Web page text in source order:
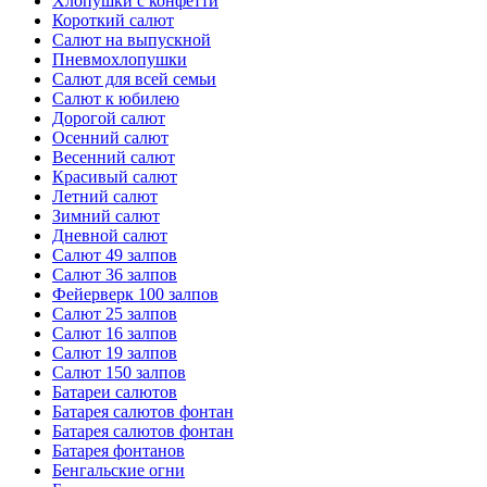
Короткий салют
Салют на выпускной
Пневмохлопушки
Салют для всей семьи
Салют к юбилею
Дорогой салют
Осенний салют
Весенний салют
Красивый салют
Летний салют
Зимний салют
Дневной салют
Салют 49 залпов
Салют 36 залпов
Фейерверк 100 залпов
Салют 25 залпов
Салют 16 залпов
Салют 19 залпов
Салют 150 залпов
Батареи салютов
Батарея салютов фонтан
Батарея салютов фонтан
Батарея фонтанов
Бенгальские огни